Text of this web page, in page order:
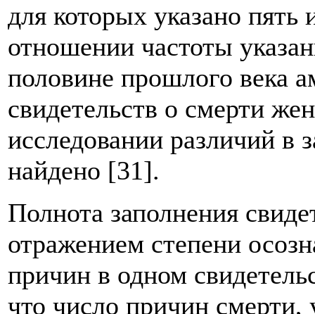
для которых указано
отношении частоты
половине прошлого века
свидетельств о смерти
исследовании различий
найдено [31].
Полнота заполнения
отражением степени
причин в одном
что число причин